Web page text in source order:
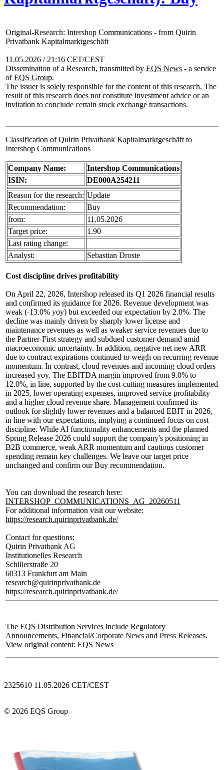
Original-Research: Intershop Communications - from Quirin
Privatbank Kapitalmarktgeschäft
11.05.2026 / 21:16 CET/CEST
Dissemination of a Research, transmitted by EQS News - a service
ofEQS Group.
The issuer is solely responsible for the content of this research. The
result of this research does not constitute investment advice or an
invitation to conclude certain stock exchange transactions.
Classification of Quirin Privatbank Kapitalmarktgeschäft to
Intershop Communications
Company Name:
Intershop Communications
ISIN:
DE000A254211
Reason for the research: Update
Recommendation:
Buy
from:
11.05.2026
Target price:
1.90
Last rating change:
Analyst:
Sebastian Droste
Cost discipline drives profitability
On April 22, 2026, Intershop released its Q1 2026 financial results
and confirmed its guidance for 2026. Revenue development was
weak (-13.0% yoy) but exceeded our expectation by 2.0%. The
decline was mainly driven by sharply lower license and
maintenance revenues as well as weaker service revenues due to
the Partner-First strategy and subdued customer demand amid
macroeconomic uncertainty. In addition, negative net new ARR
due to contract expirations continued to weigh on recurring revenue
momentum. In contrast, cloud revenues and incoming cloud orders
increased yoy. The EBITDA margin improved from 9.0% to
12.0%, in line, supported by the cost-cutting measures implemented
in 2025, lower operating expenses, improved service profitability
and a higher cloud revenue share. Management confirmed its
outlook for slightly lower revenues and a balanced EBIT in 2026,
in line with our expectations, implying a continued focus on cost
discipline. While AI functionality enhancements and the planned
Spring Release 2026 could support the company's positioning in
B2B commerce, weak ARR momentum and cautious customer
spending remain key challenges. We leave our target price
unchanged and confirm our Buy recommendation.
You can download the research here:
INTERSHOP_COMMUNICATIONS_AG_20260511
For additional information visit our website:
https://research.quirinprivatbank.de/
Contact for questions:
Quirin Privatbank AG
Institutionelles Research
Schillerstraße 20
60313 Frankfurt am Main
research@quirinprivatbank.de
https://research.quirinprivatbank.de/
The EQS Distribution Services include Regulatory
Announcements, Financial/Corporate News and Press Releases.
View original content: EQS News
2325610 11.05.2026 CET/CEST
© 2026 EQS Group